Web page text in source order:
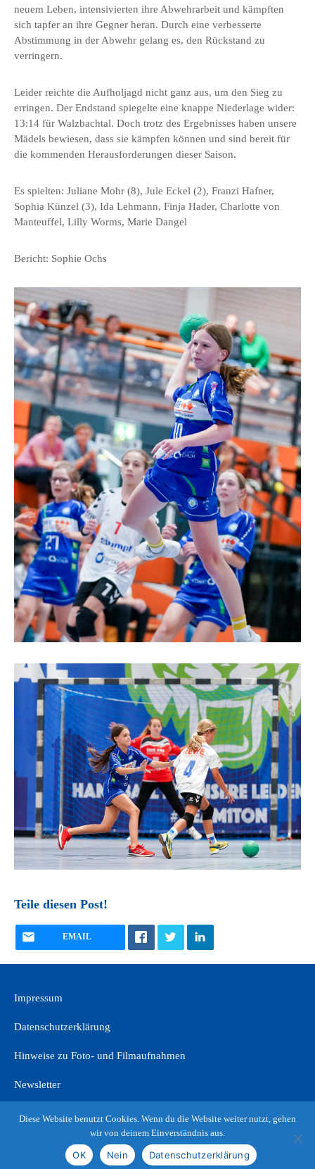
neuem Leben, intensivierten ihre Abwehrarbeit und kämpften
sich tapfer an ihre Gegner heran. Durch eine verbesserte
Abstimmung in der Abwehr gelang es, den Rückstand zu
verringern.
Leider reichte die Aufholjagd nicht ganz aus, um den Sieg zu
erringen. Der Endstand spiegelte eine knappe Niederlage wider:
13:14 für Walzbachtal. Doch trotz des Ergebnisses haben unsere
Mädels bewiesen, dass sie kämpfen können und sind bereit für
die kommenden Herausforderungen dieser Saison.
Es spielten: Juliane Mohr (8), Jule Eckel (2), Franzi Hafner,
Sophia Künzel (3), Ida Lehmann, Finja Hader, Charlotte von
Manteuffel, Lilly Worms, Marie Dangel
Bericht: Sophie Ochs
Teile diesen Post!
EMAIL
Impressum
Datenschutzerklärung
Hinweise zu Foto- und Filmaufnahmen
Newsletter
Diese Website benutzt Cookies. Wenn du die Website weiter nutzt, gehen
wir von deinem Einverständnis aus.
OK Nein Datenschutzerklärung